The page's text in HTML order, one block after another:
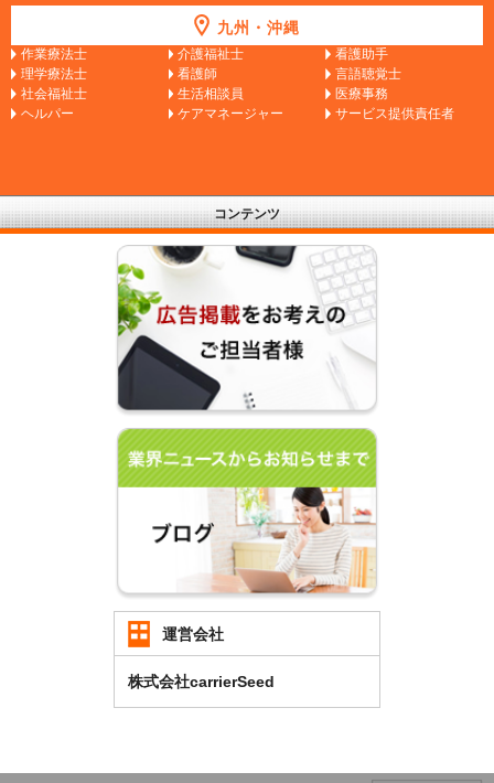
九州・沖縄
作業療法士 介護福祉士
看護助手
理学療法士
看護師
言語聴覚士
社会福祉士
生活相談員
医療事務
ヘルパー
ケアマネージャー サービス提供責任者
コンテンツ
運営会社
株式会社carrierSeed